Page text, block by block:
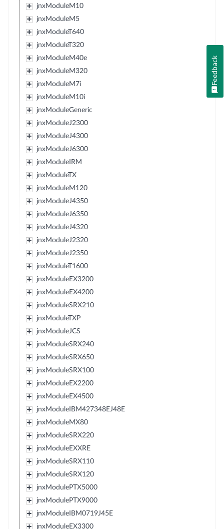
jnxModuleM10
jnxModuleM5
jnxModuleT640
jnxModuleT320
jnxModuleM40e
jnxModuleM320
jnxModuleM7i
jnxModuleM10i
jnxModuleGeneric
jnxModuleJ2300
jnxModuleJ4300
jnxModuleJ6300
jnxModuleIRM
jnxModuleTX
jnxModuleM120
jnxModuleJ4350
jnxModuleJ6350
jnxModuleJ4320
jnxModuleJ2320
jnxModuleJ2350
jnxModuleT1600
jnxModuleEX3200
jnxModuleEX4200
jnxModuleSRX210
jnxModuleTXP
jnxModuleJCS
jnxModuleSRX240
jnxModuleSRX650
jnxModuleSRX100
jnxModuleEX2200
jnxModuleEX4500
jnxModuleIBM427348EJ48E
jnxModuleMX80
jnxModuleSRX220
jnxModuleEXXRE
jnxModuleSRX110
jnxModuleSRX120
jnxModulePTX5000
jnxModulePTX9000
jnxModuleIBM0719J45E
jnxModuleEX3300
Feedback